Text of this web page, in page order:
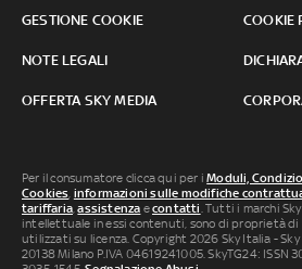
GESTIONE COOKIE COOKIE
NOTE LEGALI
OFFERTA SKY MEDIA
Per il consumatore clicca qui per iModuli,
Cookies, informazioni sulle modifiche
tariffaria,assistenza econtatti. Tutti i marchi
intellettuale in essi contenuti, sono di proprietà di
utilizzati su licenza. Copyright 2026 Sky Italia -
20138 Milano P.IVA 04619241005. SkyTG24: ISSN